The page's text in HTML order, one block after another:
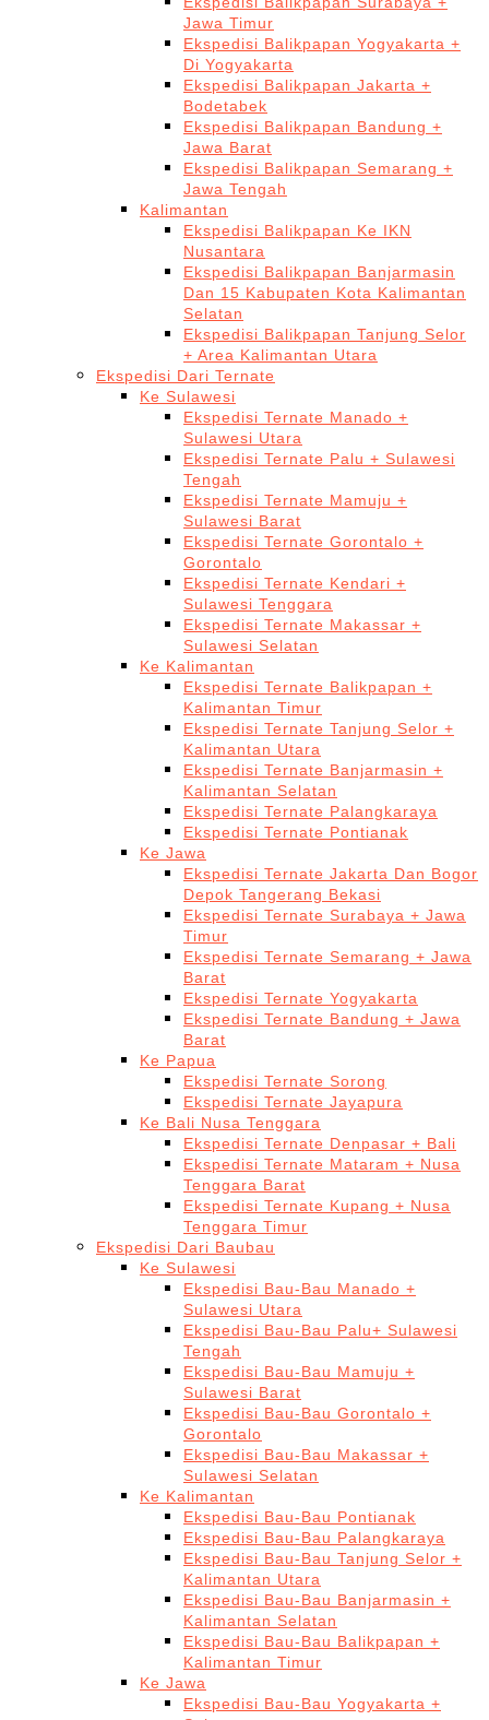
Jawa Timur
Ekspedisi Balikpapan Yogyakarta +
Di Yogyakarta
Ekspedisi Balikpapan Jakarta +
Bodetabek
Ekspedisi Balikpapan Bandung +
Jawa Barat
Ekspedisi Balikpapan Semarang +
Jawa Tengah
Kalimantan
Ekspedisi Balikpapan Ke IKN
Nusantara
Ekspedisi Balikpapan Banjarmasin
Dan 15 Kabupaten Kota Kalimantan
Selatan
Ekspedisi Balikpapan Tanjung Selor
+ Area Kalimantan Utara
Ekspedisi Dari Ternate
Ke Sulawesi
Ekspedisi Ternate Manado +
Sulawesi Utara
Ekspedisi Ternate Palu + Sulawesi
Tengah
Ekspedisi Ternate Mamuju +
Sulawesi Barat
Ekspedisi Ternate Gorontalo +
Gorontalo
Ekspedisi Ternate Kendari +
Sulawesi Tenggara
Ekspedisi Ternate Makassar +
Sulawesi Selatan
Ke Kalimantan
Ekspedisi Ternate Balikpapan +
Kalimantan Timur
Ekspedisi Ternate Tanjung Selor +
Kalimantan Utara
Ekspedisi Ternate Banjarmasin +
Kalimantan Selatan
Ekspedisi Ternate Palangkaraya
Ekspedisi Ternate Pontianak
Ke Jawa
Ekspedisi Ternate Jakarta Dan Bogor
Depok Tangerang Bekasi
Ekspedisi Ternate Surabaya + Jawa
Timur
Ekspedisi Ternate Semarang + Jawa
Barat
Ekspedisi Ternate Yogyakarta
Ekspedisi Ternate Bandung + Jawa
Barat
Ke Papua
Ekspedisi Ternate Sorong
Ekspedisi Ternate Jayapura
Ke Bali Nusa Tenggara
Ekspedisi Ternate Denpasar + Bali
Ekspedisi Ternate Mataram + Nusa
Tenggara Barat
Ekspedisi Ternate Kupang + Nusa
Tenggara Timur
Ekspedisi Dari Baubau
Ke Sulawesi
Ekspedisi Bau-Bau Manado +
Sulawesi Utara
Ekspedisi Bau-Bau Palu+ Sulawesi
Tengah
Ekspedisi Bau-Bau Mamuju +
Sulawesi Barat
Ekspedisi Bau-Bau Gorontalo +
Gorontalo
Ekspedisi Bau-Bau Makassar +
Sulawesi Selatan
Ke Kalimantan
Ekspedisi Bau-Bau Pontianak
Ekspedisi Bau-Bau Palangkaraya
Ekspedisi Bau-Bau Tanjung Selor +
Kalimantan Utara
Ekspedisi Bau-Bau Banjarmasin +
Kalimantan Selatan
Ekspedisi Bau-Bau Balikpapan +
Kalimantan Timur
Ke Jawa
Ekspedisi Bau-Bau Yogyakarta +